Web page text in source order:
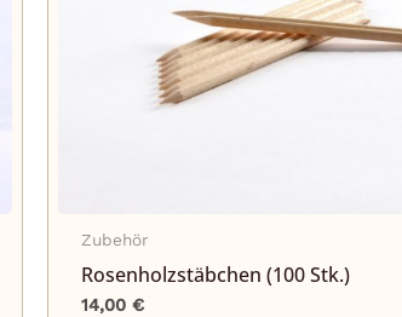
Zubehör
Rosenholzstäbchen (100 Stk.)
14,00 €